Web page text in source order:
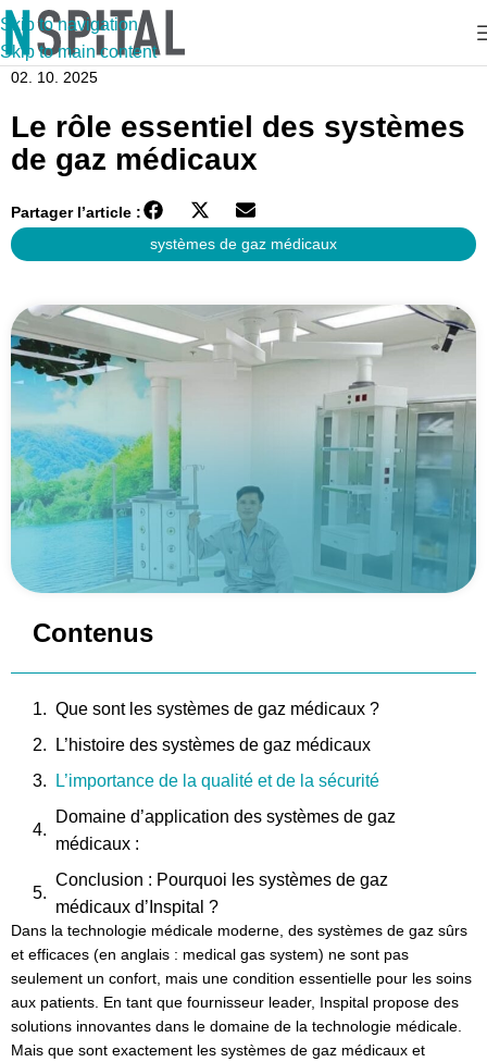
Skip to navigation
Skip to main content
02. 10. 2025
Le rôle essentiel des systèmes
de gaz médicaux
Partager l’article :
systèmes de gaz médicaux
Contenus
Que sont les systèmes de gaz médicaux ?
L’histoire des systèmes de gaz médicaux
L’importance de la qualité et de la sécurité
Domaine d’application des systèmes de gaz
médicaux :
Conclusion : Pourquoi les systèmes de gaz
médicaux d’Inspital ?
Table d’opération OT80.20 NOVUS
Aspirateur chirurgical SU60.05
Aspirateur chirurgical SU60.10
Aspirateur chirurgical SU60.15
Dans la technologie médicale moderne, des systèmes de gaz sûrs
et efficaces (en anglais : medical gas system) ne sont pas
seulement un confort, mais une condition essentielle pour les soins
aux patients. En tant que fournisseur leader, Inspital propose des
solutions innovantes dans le domaine de la technologie médicale.
Mais que sont exactement les systèmes de gaz médicaux et